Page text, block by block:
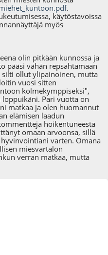
.
käytöstavoissa
myös
olin pitkään kunnossa ja
pääsi vähän repsahtamaan
silti ollut ylipainoinen, mutta
vuosi sitten
kolmekymppiseksi",
Pari vuotta on
matkaa ja olen huomannut
elämisen laadun
hoikentuneesta
omaan arvoonsa, sillä
varten. Omana
miesvartalon
verran matkaa, mutta